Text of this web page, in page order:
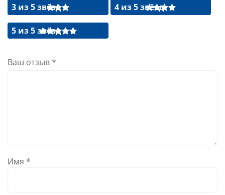
3 из 5 звёзд 4 из 5 звёзд
5 из 5 звёзд
Ваш отзыв *
Имя *